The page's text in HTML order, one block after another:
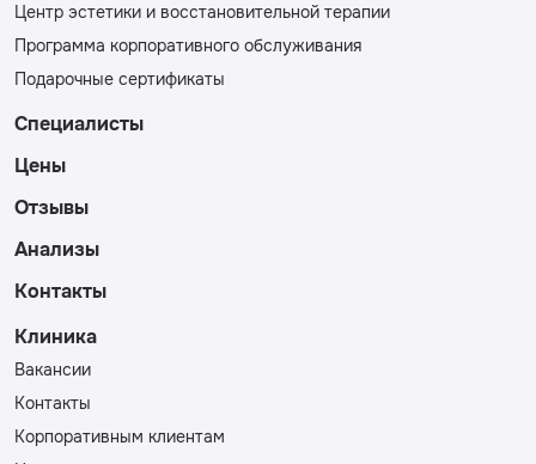
Центр эстетики и восстановительной терапии
Программа корпоративного обслуживания
Подарочные сертификаты
Специалисты
Цены
Отзывы
Анализы
Контакты
Клиника
Вакансии
Контакты
Корпоративным клиентам